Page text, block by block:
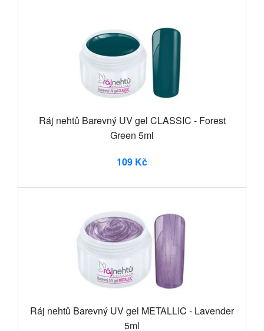
Ráj nehtů Barevný UV gel CLASSIC - Forest
Green 5ml
109 Kč
Ráj nehtů Barevný UV gel METALLIC - Lavender
5ml